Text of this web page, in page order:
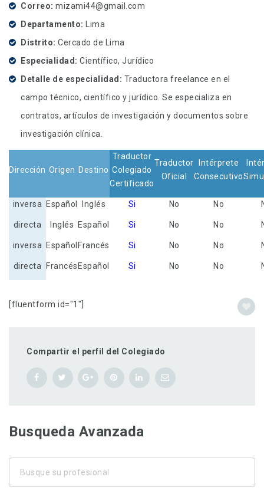
Correo mizami44@gmail.com
Departamento Lima
Distrito Cercado de Lima
Especialidad Científico, Jurídico
Detalle de especialidad
Traductora freelance en el
campo técnico, científico y jurídico. Se especializa en
contratos, artículos de investigación y documentos sobre
investigación clínica.
Dirección Origen Destino
Traductor
Colegiado
Certificado
Traductor
Oficial
Intérprete
Consecutivo
inversa Español Inglés Si No No
directa Inglés Español Si No No
inversa Español Francés Si No No
directa Francés Español Si No No
[fluentform id="1"]
Compartir el perfil del Colegiado
Busqueda Avanzada